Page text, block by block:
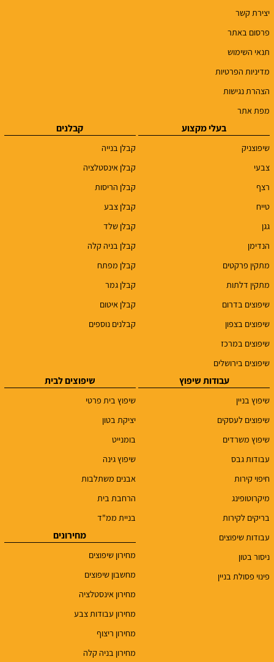
יצירת קשר
פרסום באתר
תנאי השימוש
מדיניות הפרטיות
הצהרת נגישות
מפת אתר
בעלי מקצוע
שיפוצניק
צבעי
רצף
טייח
גגן
הנדימן
מתקין פרקטים
מתקין דלתות
שיפוצים בדרום
שיפוצים בצפון
שיפוצים במרכז
שיפוצים בירושלים
קבלנים
קבלן בנייה
קבלן אינסטלציה
קבלן הריסות
קבלן צבע
קבלן שלד
קבלן בניה קלה
קבלן מפתח
קבלן גמר
קבלן איטום
קבלנים נוספים
עבודות שיפוץ
שיפוץ בניין
שיפוצים לעסקים
שיפוץ משרדים
עבודות גבס
חיפוי קירות
מיקרוטופינג
בריקים לקירות
עבודות שיפוצים
ניסור בטון
פינוי פסולת בניין
שיפוצים לבית
שיפוץ בית פרטי
יציקת בטון
בומנייט
שיפוץ גינה
אבנים משתלבות
הרחבת בית
בניית ממ"ד
מחירונים
מחירון שיפוצים
מחשבון שיפוצים
מחירון אינסטלציה
מחירון עבודות צבע
מחירון ריצוף
מחירון בניה קלה